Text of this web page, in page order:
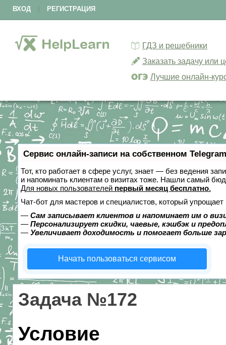
ВХОД РЕГИСТРАЦИЯ
ГДЗ и решебники
Заказать задачу или
Лучшие онлайн-
Сервис онлайн-записи на собственном
Тот, кто работает в сфере услуг, знает — без ведения
и напоминать клиентам о визитах тоже. Нашли самый
Для новых пользователей первый месяц бесплатно.
Чат-бот для мастеров и специалистов, который упрощает
— Сам записывает клиентов и напоминает им о
— Персонализирует скидки, чаевые, кэшбэк и
— Увеличивает доходимость и помогает больше
Начать пользоваться сервисом
Задача №172
Условие